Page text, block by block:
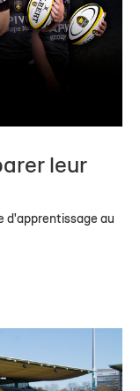
leur
d'apprentissage au